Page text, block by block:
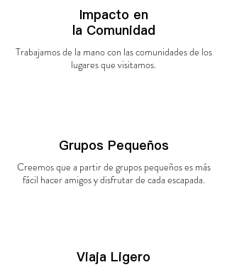
Impacto en
la Comunidad
Trabajamos de la mano con las comunidades de los
lugares que visitamos.
Grupos Pequeños
Creemos que a partir de grupos pequeños es más
fácil hacer amigos y disfrutar de cada escapada.
Viaja Ligero